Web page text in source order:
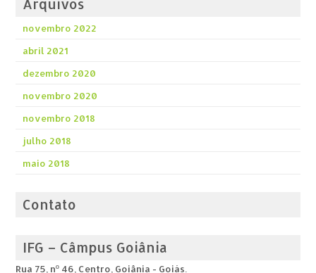
Arquivos
novembro 2022
abril 2021
dezembro 2020
novembro 2020
novembro 2018
julho 2018
maio 2018
Contato
IFG – Câmpus Goiânia
Rua 75, nº 46, Centro, Goiânia - Goiás.